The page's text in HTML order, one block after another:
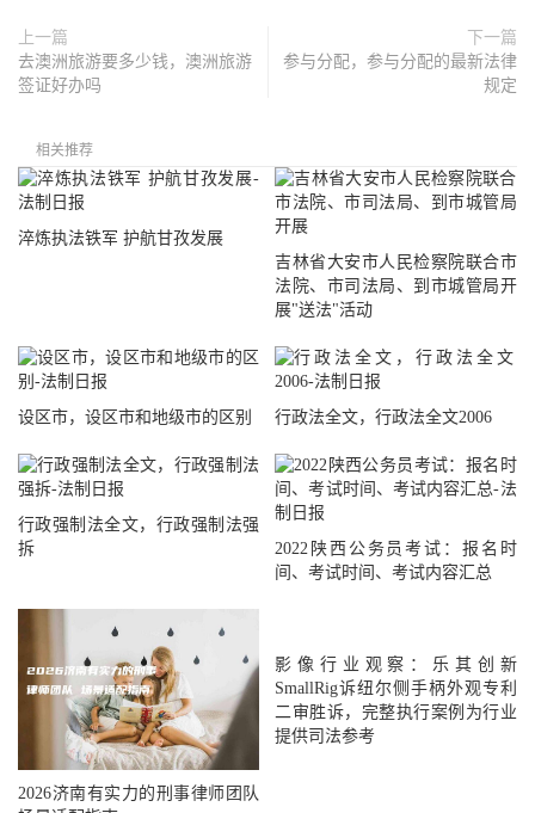
上一篇
去澳洲旅游要多少钱，澳洲旅游
签证好办吗
下一篇
参与分配，参与分配的最新法律
规定
相关推荐
淬炼执法铁军 护航甘孜发展
吉林省大安市人民检察院联合市
法院、市司法局、到市城管局开
展"送法"活动
设区市，设区市和地级市的区别 行政法全文，行政法全文2006
行政强制法全文，行政强制法强
拆
2022陕西公务员考试：报名时
间、考试时间、考试内容汇总
2026济南有实力的刑事律师团队
影像行业观察：乐其创新
SmallRig诉纽尔侧手柄外观专利
二审胜诉，完整执行案例为行业
提供司法参考